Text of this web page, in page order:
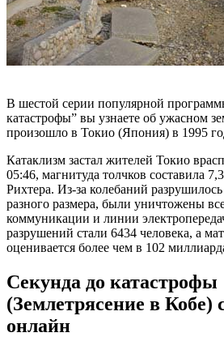
В шестой серии популярной
катастрофы” вы узнаете об ужасном
произошло в Токио (Япония) в 1995
Катаклизм застал жителей Токио
05:46, магнитуда толчков составила
Рихтера. Из-за колебаний
разного размера, были уничтожены
коммуникации и линии
разрушений стали 6434 человека, а
оценивается более чем в 102
Секунда до катастрофы
(Землетрясение в Кобе)
онлайн